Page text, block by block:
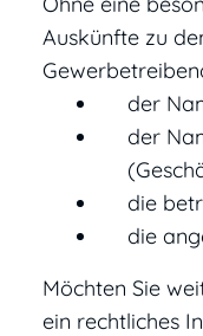
Auskünfte zu
der
der
die
die
Möchten Sie
ein rechtliches